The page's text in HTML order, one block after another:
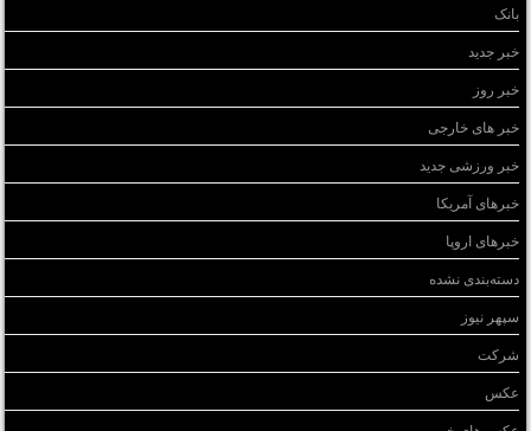
بانک
خبر جدید
خبر روز
خبر های خارجی
خبر ورزشی جدید
خبرهای آمریکا
خبرهای اروپا
دسته‌بندی نشده
سپهر نیوز
شرکت
عکس